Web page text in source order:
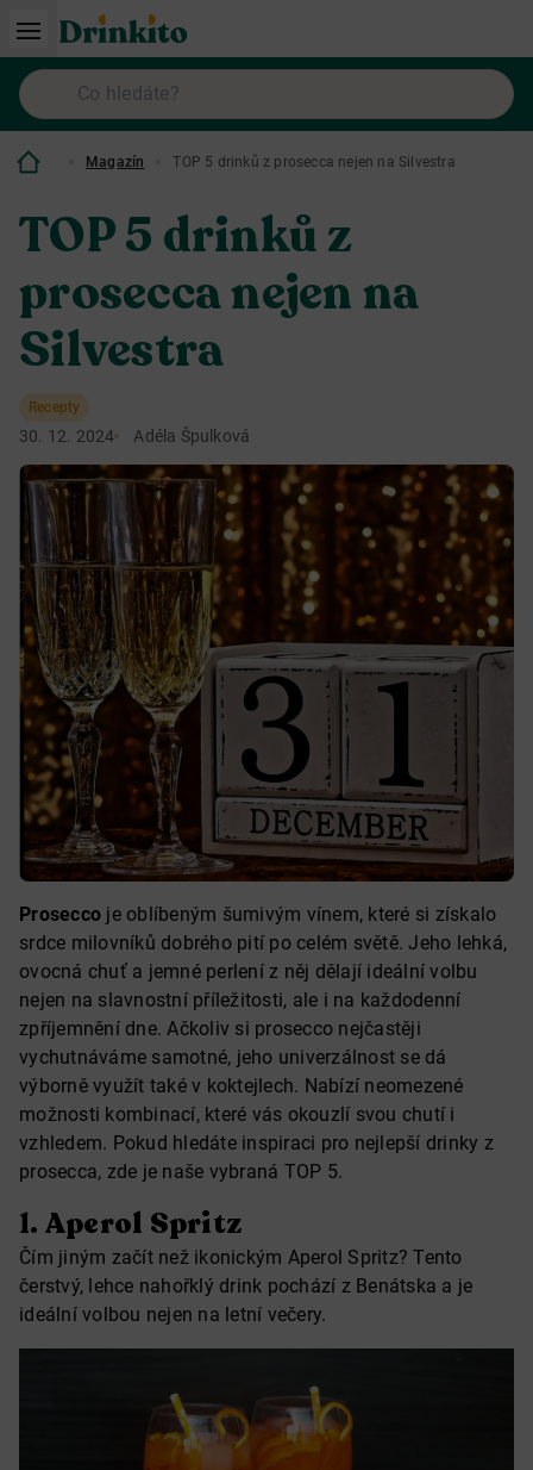
Magazín TOP 5 drinků z prosecca nejen na Silvestra
TOP 5 drinků z
prosecca nejen na
Silvestra
Recepty
30. 12. 2024 Adéla Špulková
Prosecco je oblíbeným šumivým vínem, které si získalo
srdce milovníků dobrého pití po celém světě. Jeho lehká,
ovocná chuť a jemné perlení z něj dělají ideální volbu
nejen na slavnostní příležitosti, ale i na každodenní
zpříjemnění dne. Ačkoliv si prosecco nejčastěji
vychutnáváme samotné, jeho univerzálnost se dá
výborně využít také v koktejlech. Nabízí neomezené
možnosti kombinací, které vás okouzlí svou chutí i
vzhledem. Pokud hledáte inspiraci pro nejlepší drinky z
prosecca, zde je naše vybraná TOP 5.
1. Aperol Spritz
Čím jiným začít než ikonickým Aperol Spritz? Tento
čerstvý, lehce nahořklý drink pochází z Benátska a je
ideální volbou nejen na letní večery.